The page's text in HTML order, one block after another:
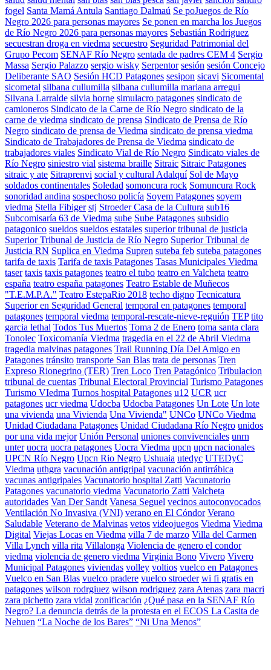
fogel Santa Mamá Antula Santiago Dalmaú Se poJuegos de Río
Negro 2026 para personas mayores Se ponen en marcha los Juegos
de Río Negro 2026 para personas mayores Sebastián Rodriguez
secuestran droga en viedma secuestro Seguridad Patrimonial del
Grupo Pecom SENAF Río Negro sentada de padres CEM 4 Sergio
Massa Sergio Palazzo sergio wisky Serpentor sesión sesión Concejo
Deliberante SAO Sesión HCD Patagones sesipon sicavi Sicomental
sicometal silbana cullumilla silbana cullumilla mariana arregui
Silvana Larralde silvia horne simulacro patagones sindicato de
camioneros Sindicato de la Carne de Río Negro sindicato de la
carne de viedma sindicato de prensa Sindicato de Prensa de Río
Negro sindicato de prensa de Viedma sindicato de prensa viedma
Sindicato de Trabajadores de Prensa de Viedma sindicato de
trabajadores viales Sindicato Vial de Río Negro Sindicato viales de
Río Negro siniestro vial sistema braille Sitraic Sitraic Patagones
sitraic y ate Sitraprenvi social y cultural Adalquí Sol de Mayo
soldados continentales Soledad somoncura rock Somuncura Rock
sonoridad andina sospechoso policía Soyem Patagones soyem
viedma Stella Fibiger stj Stroeder Casa de la Cultura sub16
Subcomisaría 63 de Viedma sube Sube Patagones subsidio
patagonico sueldos sueldos estatales superior tribunal de justicia
Superior Tribunal de Justicia de Río Negro Superior Tribunal de
Justicia RN Suplica en Viedma Supren suteba feb suteba patagones
tarifa de taxis Tarifa de taxis Patagones Tasas Municipales Viedma
taser taxis taxis patagones teatro el tubo teatro en Valcheta teatro
españa teatro españa patagones Teatro Estable de Muñecos
"T.E.M.P.A." Teatro EstepaRio 2018 techo digno Tecnicatura
Superior en Seguridad General temporal en patagones temporal
patagones temporal viedma temporal-rescate-nieve-reguión TEP tito
garcia lethal Todos Tus Muertos Toma 2 de Enero toma santa clara
Tonolec Toxicomanía Viedma tragedia en el 22 de Abril Viedma
tragedia malvinas patagones Trail Running Día Del Amigo en
Patagones tránsito transporte San Blas trata de personas Tren
Expreso Rionegrino (TER) Tren Loco Tren Patagónico Tribulacion
tribunal de cuentas Tribunal Electoral Provincial Turismo Patagones
Turismo VIedma Turnos hospital Patagones u12 UCR ucr
patagones ucr viedma Udocba Udocba Patagones Un Lote Un lote
una vivienda una Vivienda Una Vivienda" UNCo UNCo Viedma
Unidad Ciudadana Patagones Unidad Ciudadana Río Negro unidos
por una vida mejor Unión Personal uniones convivenciales unrn
unter uocra uocra patagones Uocra Viedma upcn upcn nacionales
UPCN Río Negro Upcn Rio Negro Ushuaia utedyc UTEDyC
Viedma uthgra vacunación antigripal vacunación antirrábica
vacunas antigripales Vacunatorio hospital Zatti Vacunatorio
Patagones vacunatorio viedma Vacunatorio Zatti Valcheta
autoridades Van Der Sandt Vanesa Seguel vecinos autoconvocados
Ventilación No Invasiva (VNI) verano en El Cóndor Verano
Saludable Veterano de Malvinas vetos videojuegos Viedma Viedma
Digital Viejas Locas en Viedma villa 7 de marzo Villa del Carmen
Villa Lynch villa rita Villalonga Violencia de genero el condor
viedma violencia de genero viedma Virginia Bono Vivero Vivero
Municipal Patagones viviendas volley voltios vuelco en Patagones
Vuelco en San Blas vuelco pradere vuelco stroeder wi fi gratis en
patagones wilson rodrgiuez wilson rodriguez zara Atenas zara macri
zara pichetto zara vidal zonificación ¿Qué pasa en la SENAF Río
Negro? La denuncia detrás de la protesta en el ECOS La Casita de
Nehuen “La Noche de los Bares” “Ni Una Menos”